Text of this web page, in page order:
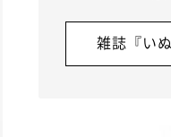
雑誌『い